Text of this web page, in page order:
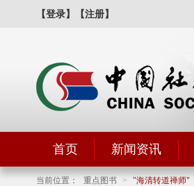
【登录】 【注册】
首页 新闻资讯
当前位置： 重点图书 > 海清转道禅师